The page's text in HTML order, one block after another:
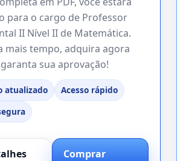
para o cargo de Professor
II Nível II de Matemática.
mais tempo, adquira agora
sua aprovação!
atualizado
Acesso rápido
Comprar